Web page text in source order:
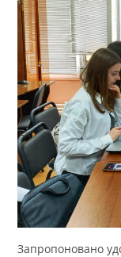
Запропоновано